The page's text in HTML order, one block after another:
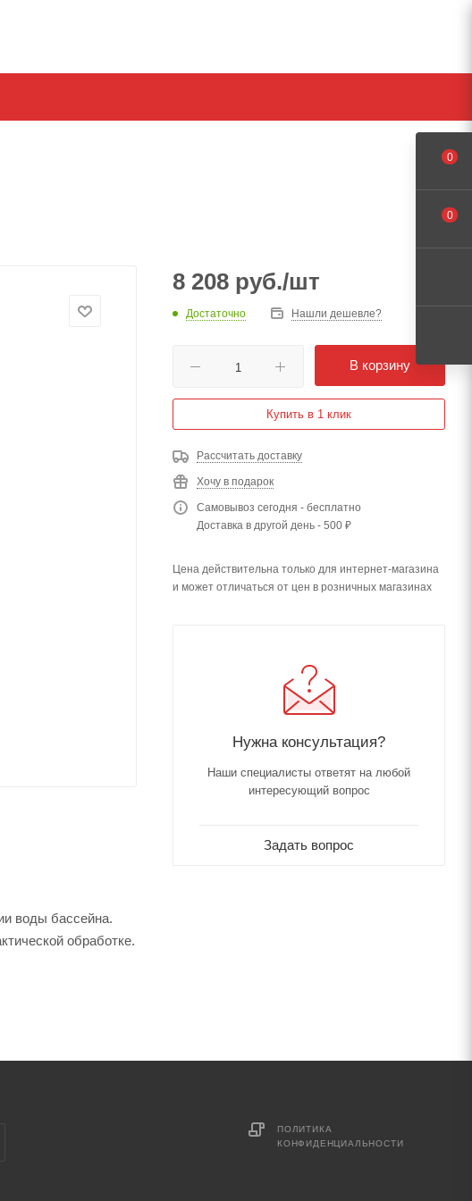
воды бассейна.
обработке.
8 208 руб./шт
Достаточно Нашли дешевле?
В корзину
Купить в 1 клик
Рассчитать доставку
Хочу в подарок
Самовывоз сегодня - бесплатно
Доставка в другой день - 500 ₽
Цена действительна только для интернет-магазина
и может отличаться от цен в розничных магазинах
Нужна консультация?
Наши специалисты ответят на любой
интересующий вопрос
Задать вопрос
ПОЛИТИКА
КОНФИДЕНЦИАЛЬНОСТИ
0
0